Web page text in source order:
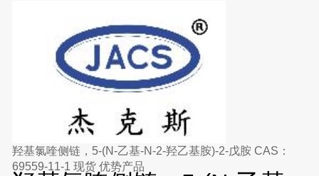
羟基氯喹侧链，5-(N-乙基-N-2-羟乙基胺)-2-戊胺 CAS：
69559-11-1 现货 优势产品